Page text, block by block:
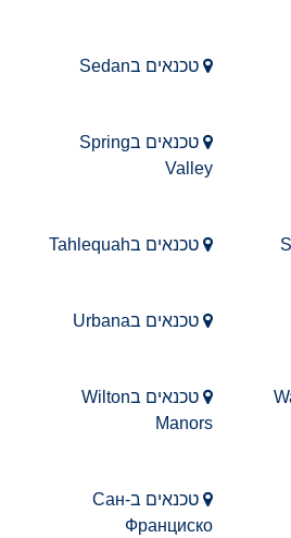
טכנאים בSedan
טכנאים בSpring
Valley
טכנאים בTahlequah
טכנאים בUrbana
טכנאים בWilton
Manors
טכנאים בСан-
Франциско